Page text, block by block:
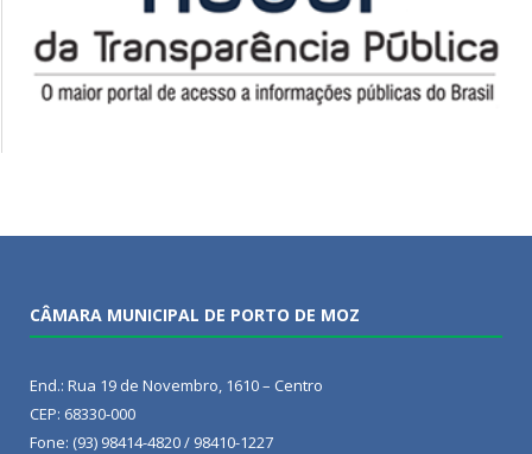
CÂMARA MUNICIPAL DE PORTO DE MOZ
End.: Rua 19 de Novembro, 1610 – Centro
CEP: 68330-000
Fone: (93) 98414-4820 / 98410-1227